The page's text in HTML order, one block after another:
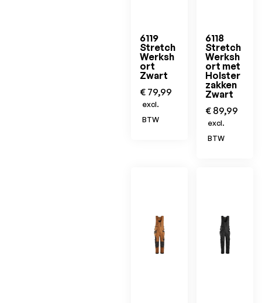
6119
Stretch
Werksh
ort
Zwart
€ 79,99
excl.
BTW
6118
Stretch
Werksh
ort met
Holster
zakken
Zwart
€ 89,99
excl.
BTW